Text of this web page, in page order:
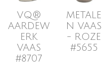
VQ®
AARDEW
ERK
VAAS
#8707
METALE
N VAAS
- ROZE
#5655